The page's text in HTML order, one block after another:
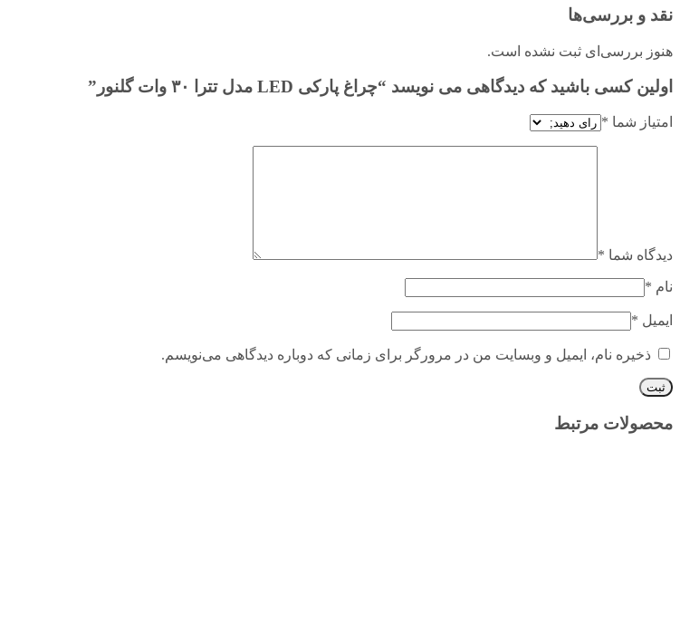
نقد و بررسی‌ها
هنوز بررسی‌ای ثبت نشده است.
اولین کسی باشید که دیدگاهی می نویسد “چراغ پارکی LED مدل تترا ۳۰ وات گلنور”
امتیاز شما *
دیدگاه شما *
نام *
ایمیل *
ذخیره نام، ایمیل و وبسایت من در مرورگر برای زمانی که دوباره دیدگاهی می‌نویسم.
محصولات مرتبط